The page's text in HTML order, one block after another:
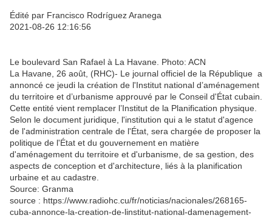
Édité par Francisco Rodríguez Aranega
2021-08-26 12:16:56
Le boulevard San Rafael à La Havane. Photo: ACN
La Havane, 26 août, (RHC)- Le journal officiel de la République a
annoncé ce jeudi la création de l'Institut national d’aménagement
du territoire et d’urbanisme approuvé par le Conseil d'État cubain.
Cette entité vient remplacer l’Institut de la Planification physique.
Selon le document juridique, l'institution qui a le statut d'agence
de l'administration centrale de l'État, sera chargée de proposer la
politique de l'État et du gouvernement en matière
d'aménagement du territoire et d'urbanisme, de sa gestion, des
aspects de conception et d'architecture, liés à la planification
urbaine et au cadastre.
Source: Granma
source : https://www.radiohc.cu/fr/noticias/nacionales/268165-
cuba-annonce-la-creation-de-linstitut-national-damenagement-